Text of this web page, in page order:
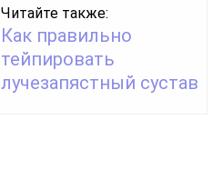
Читайте также:
Как правильно
тейпировать
лучезапястный сустав